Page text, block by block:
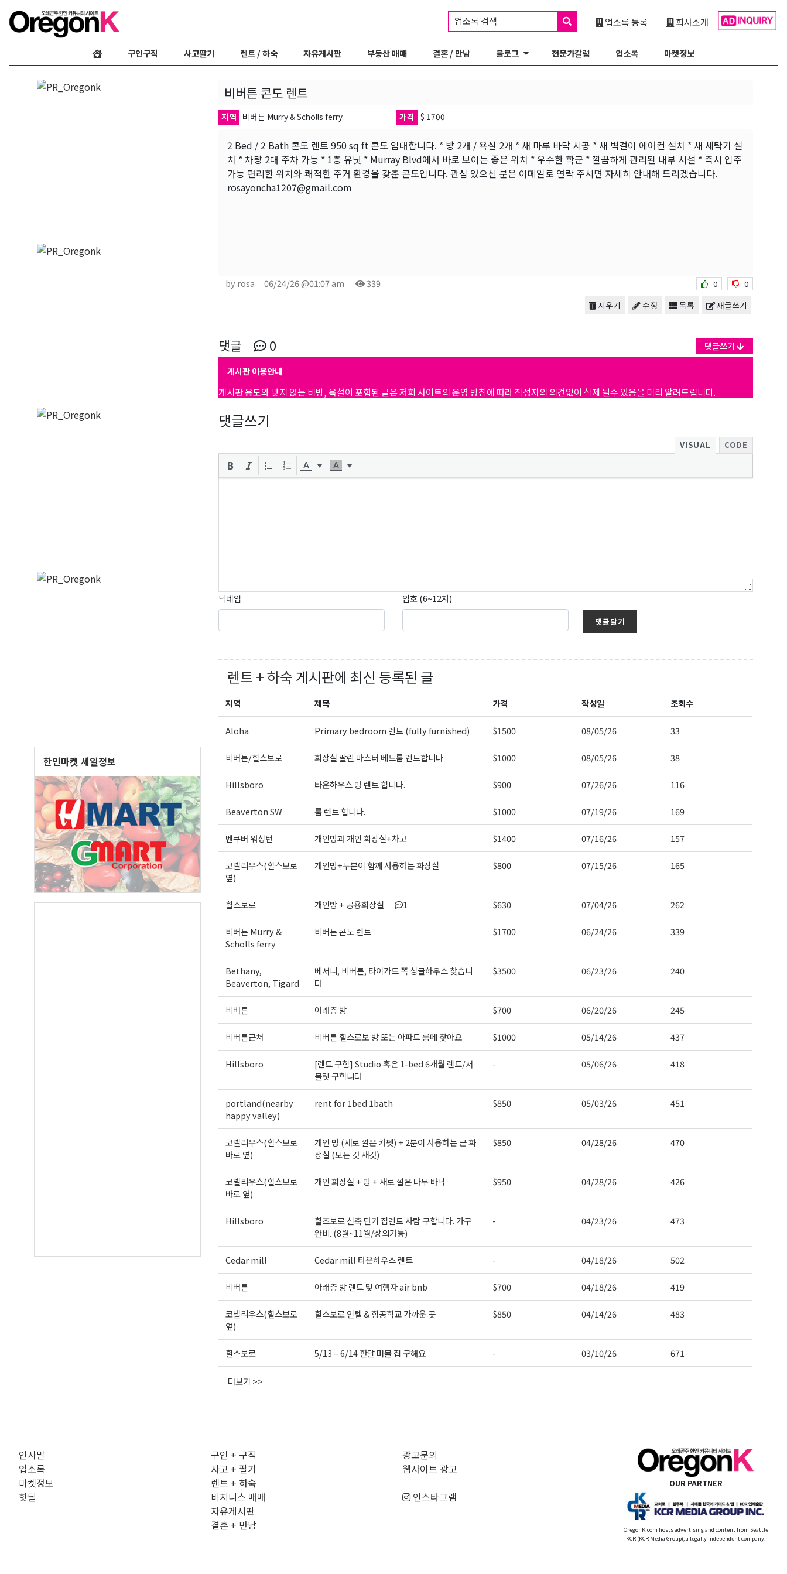
회사소개
업소록 등록
업소록 검색
구인구직 사고팔기 렌트 / 하숙 자유게시판 부동산 매매 결혼 / 만남 블로그 전문가칼럼 업소록 마켓정보
한인마켓 세일정보
비버튼 콘도 렌트
지역 비버튼 Murry & Scholls ferry 가격 $ 1700
2 Bed / 2 Bath 콘도 렌트 950 sq ft 콘도 임대합니다. * 방 2개 / 욕실 2개 * 새 마루 바닥 시공 * 새 벽걸이 에어컨 설치 * 새 세탁기 설
치 * 차량 2대 주차 가능 * 1층 유닛 * Murray Blvd에서 바로 보이는 좋은 위치 * 우수한 학군 * 깔끔하게 관리된 내부 시설 * 즉시 입주
가능 편리한 위치와 쾌적한 주거 환경을 갖춘 콘도입니다. 관심 있으신 분은 이메일로 연락 주시면 자세히 안내해 드리겠습니다.
rosayoncha1207@gmail.com
by rosa 06/24/26 @01:07 am 339 0 0
새글쓰기
목록
수정
지우기
댓글 0 댓글쓰기
게시판 이용안내
게시판 용도와 맞지 않는 비방, 욕설이 포함된 글은 저희 사이트의 운영 방침에 따라 작성자의 의견없이 삭제 될수 있음을 미리 알려드립니다.
댓글쓰기
VISUAL CODE
닉네임 암호 (6~12자)
댓글달기
렌트 + 하숙 게시판에 최신 등록된 글
지역 제목 가격 작성일 조회수
Aloha Primary bedroom 렌트 (fully furnished) $1500 08/05/26 33
비버튼/힐스보로 화장실 딸린 마스터 베드룸 렌트합니다 $1000 08/05/26 38
Hillsboro 타운하우스 방 렌트 합니다. $900 07/26/26 116
Beaverton SW 룸 렌트 합니다. $1000 07/19/26 169
벤쿠버 워싱턴 개인방과 개인 화장실+차고 $1400 07/16/26 157
코넬리우스(힐스보로
옆)
개인방+두분이 함께 사용하는 화장실 $800 07/15/26 165
힐스보로 개인방 + 공용화장실 1 $630 07/04/26 262
비버튼 Murry &
Scholls ferry
비버튼 콘도 렌트 $1700 06/24/26 339
Bethany,
Beaverton, Tigard
베서니, 비버튼, 타이가드 쪽 싱글하우스 찾습니
다
$3500 06/23/26 240
비버튼 아래층 방 $700 06/20/26 245
비버튼근처 비버튼 힐스로보 방 또는 아파트 룸메 찾아요 $1000 05/14/26 437
Hillsboro
[렌트 구함] Studio 혹은 1-bed 6개월 렌트/서
블릿 구합니다
- 05/06/26 418
portland(nearby
happy valley)
rent for 1bed 1bath $850 05/03/26 451
코넬리우스(힐스보로
바로 옆)
개인 방 (새로 깔은 카펫) + 2분이 사용하는 큰 화
장실 (모든 것 새것)
$850 04/28/26 470
코넬리우스(힐스보로
바로 옆)
개인 화장실 + 방 + 새로 깔은 나무 바닥 $950 04/28/26 426
Hillsboro
힐즈보로 신축 단기 집렌트 사람 구합니다. 가구
완비. (8월~11월/상의가능)
- 04/23/26 473
Cedar mill Cedar mill 타운하우스 렌트 - 04/18/26 502
비버튼 아래층 방 렌트 및 여행자 air bnb $700 04/18/26 419
코넬리우스(힐스보로
옆)
힐스보로 인텔 & 항공학교 가까운 곳 $850 04/14/26 483
힐스보로 5/13 – 6/14 한달 머물 집 구해요 - 03/10/26 671
더보기 >>
인사말
업소록
마켓정보
핫딜
구인 + 구직
사고 + 팔기
렌트 + 하숙
비지니스 매매
자유게시판
결혼 + 만남
광고문의
웹사이트 광고
인스타그램
OUR PARTNER
OregonK.com hosts advertising and content from Seattle
KCR (KCR Media Group), a legally independent company.